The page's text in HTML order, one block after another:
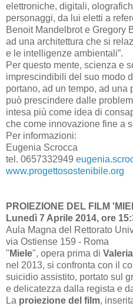
elettroniche, digitali,
personaggi, da lui eletti a
Benoit Mandelbrot e Gregory
ad una architettura che si
e le intelligenze ambientali”.
Per questo mente, scienza e
imprescindibili del suo modo
portano, ad un tempo, ad una
può prescindere dalle
intesa più come idea di
che come innovazione fine a
Per informazioni:
Eugenia Scrocca
tel. 0657332949
www.progettosostenibile.org
PROIEZIONE DEL FILM
Lunedì 7 Aprile 2014, ore
Aula Magna del Rettorato
via Ostiense 159 - Roma
" Miele", opera prima di
nel 2013, si confronta con il
suicidio assistito, portato sul
e delicatezza dalla regista e
La proiezione del film,